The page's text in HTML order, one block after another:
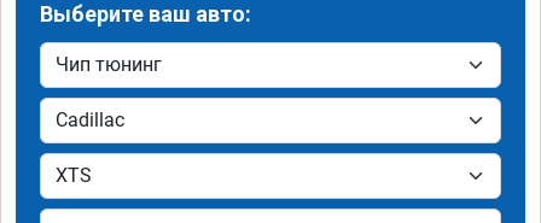
Выберите ваш авто: